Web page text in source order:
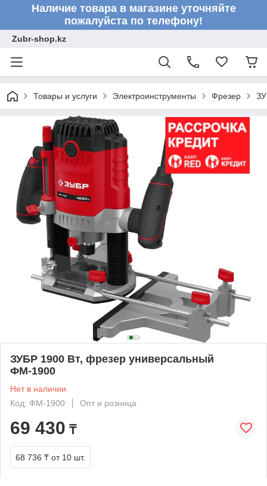
Наличие товара в магазине уточняйте
пожалуйста по телефону!
Zubr-shop.kz
Товары и услуги Электроинструменты Фрезер
ЗУБР 1900 Вт, фрезер универсальный
ФМ-1900
Нет в наличии
Код: ФМ-1900
Опт и розница
69 430 ₸
68 736 ₸ от 10 шт.